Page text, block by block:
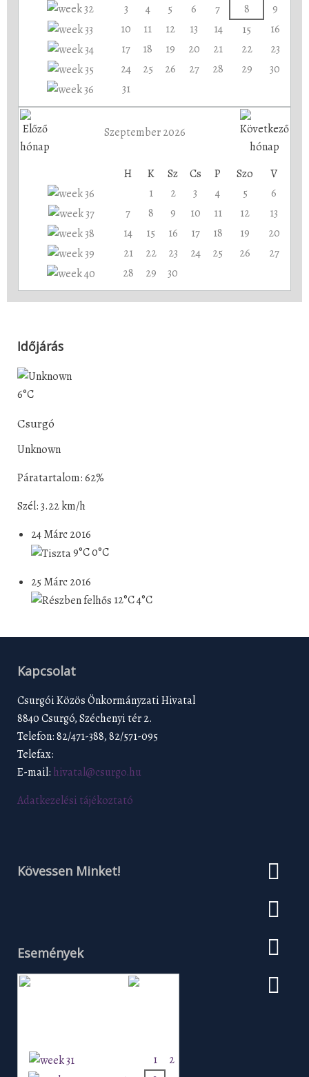
3
4 5 6 7 8
9
10
11 12 13 14 15
16
17
18 19 20 21 22
23
24
25 26 27 28 29
30
31
Szeptember 2026
H K Sz Cs P Szo
V
1
2 3 4 5
6
7
8 9 10 11 12
13
14
15 16 17 18 19
20
21
22 23 24 25 26
27
28
29 30
Időjárás
6°C
Csurgó
Unknown
Páratartalom: 62%
Szél: 3.22 km/h
24 Márc 2016
9°C0°C
25 Márc 2016
12°C4°C
Kapcsolat
Csurgói Közös Önkormányzati Hivatal
8840 Csurgó, Széchenyi tér 2.
Telefon: 82/471-388, 82/571-095
Telefax:
E-mail: hivatal@csurgo.hu
Adatkezelési tájékoztató
Kövessen Minket!
Események
1
2